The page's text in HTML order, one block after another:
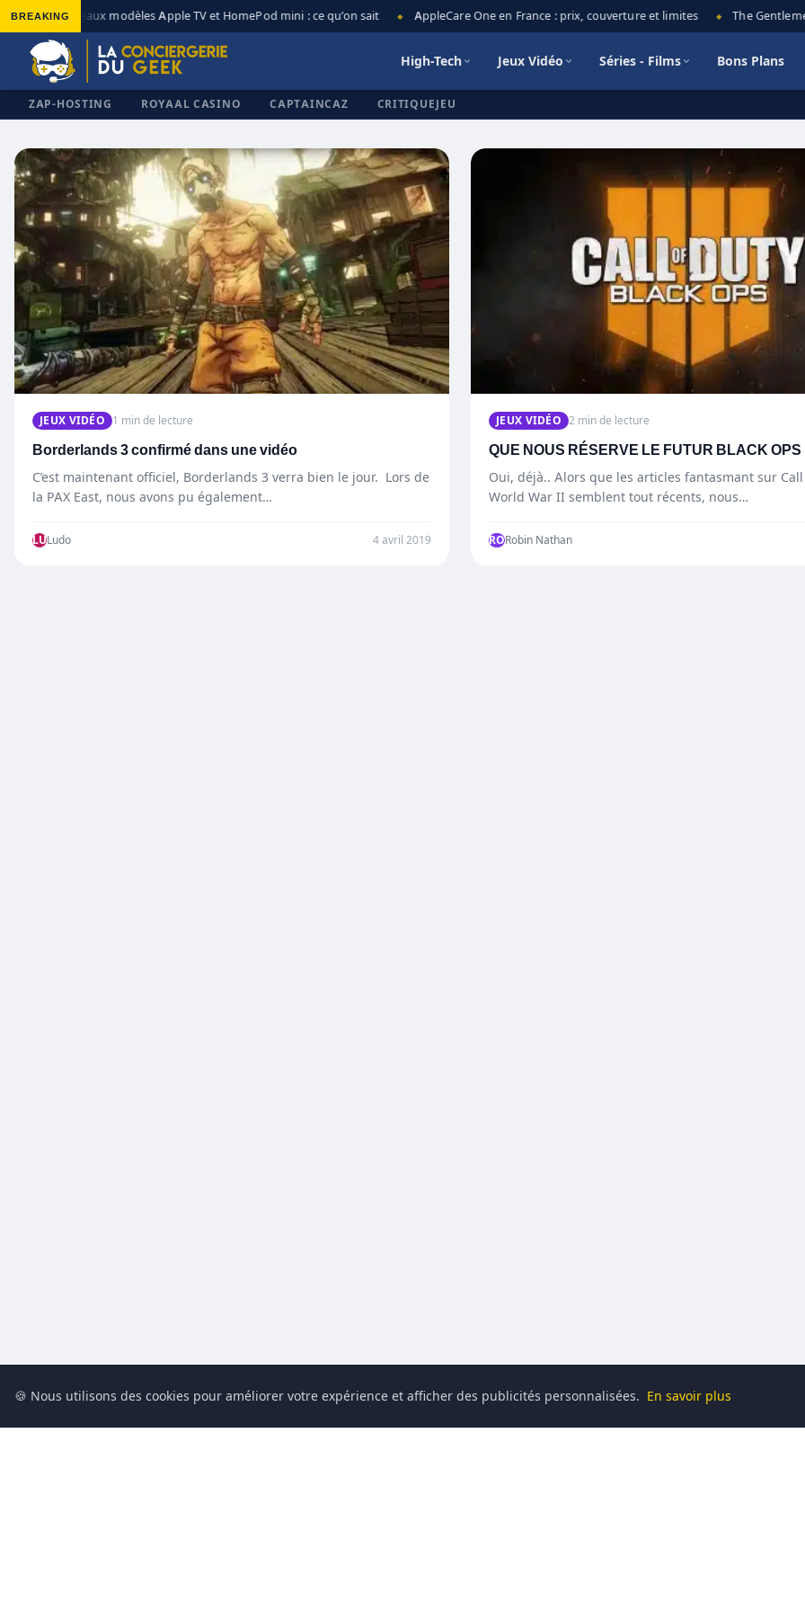
BREAKING
◆ Nouveaux modèles Apple TV et HomePod mini : ce qu’on sait AppleCare One en France : prix, couverture et limites The
High-Tech Jeux Vidéo Séries - Films Bons Plans
ZAP-HOSTING ROYAAL CASINO CAPTAINCAZ CRITIQUEJEU
✕
JEUX VIDÉO 1 min de lecture
Borderlands 3 confirmé dans une vidéo
C’est maintenant officiel, Borderlands 3 verra bien le jour. Lors de
la PAX East, nous avons pu également…
LULudo 4 avril 2019
JEUX VIDÉO 2 min de lecture
QUE NOUS RÉSERVE LE FUTUR BLACK OPS
Oui, déjà.. Alors que les articles fantasmant sur
World War II semblent tout récents, nous…
RORobin Nathan
🍪 Nous utilisons des cookies pour améliorer votre expérience et afficher des publicités personnalisées. En savoir plus